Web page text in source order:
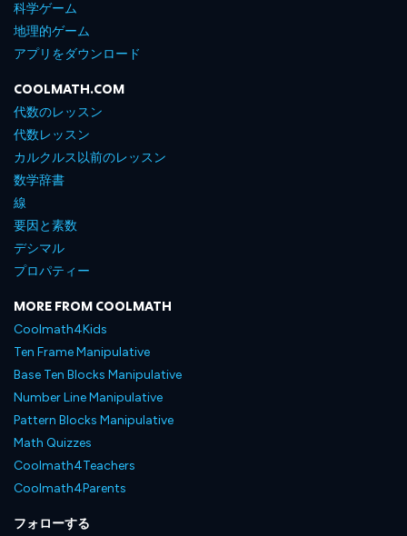
科学ゲーム
地理的ゲーム
アプリをダウンロード
COOLMATH.COM
代数のレッスン
代数レッスン
カルクルス以前のレッスン
数学辞書
線
要因と素数
デシマル
プロパティー
MORE FROM COOLMATH
Coolmath4Kids
Ten Frame Manipulative
Base Ten Blocks Manipulative
Number Line Manipulative
Pattern Blocks Manipulative
Math Quizzes
Coolmath4Teachers
Coolmath4Parents
フォローする